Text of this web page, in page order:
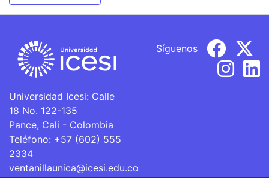
Universidad Icesi: Calle
18 No. 122-135
Pance, Cali - Colombia
Teléfono: +57 (602) 555
2334
ventanillaunica@icesi.edu.co
Síguenos